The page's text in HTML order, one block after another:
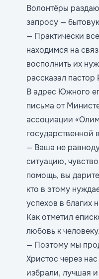
Волонтёры
запросу —
— Практически
находимся на
восполнить их
рассказал
В адрес Южного
письма от
ассоциации
государственной
— Ваша не
ситуацию,
помощь, вы
кто в этому
успехов в благих
Как отметил
любовь к человеку.
— Поэтому мы
Христос через
избрали, лучшая